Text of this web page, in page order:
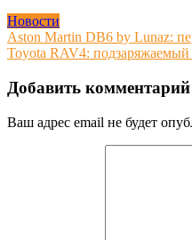
Новости
Навигация
по
записям
Aston Martin DB6 by Lunaz:
Toyota RAV4:
Добавить комментарий
Ваш адрес email не будет